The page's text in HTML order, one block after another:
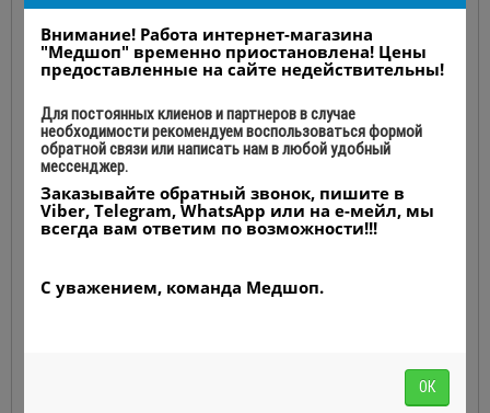
Производитель: AR-EL, Турция
Гинекологическое кресло AR-EL 2088
3 электромоторами и электрически регулируемыми
основными элементами. Технические и
функциональные характеристики позволяют
проводить весь спектр врачебных манипуляций,
которые используются в акушерстве и гинекологии.
комфорт пациентки.
• Высота стола – 620 мм - 920 мм (электрически
Внимание! Работа интернет-магазина
"Медшоп" временно приостановлена! Цены
предоставленные на сайте недействительны!
Для постоянных клиенов и партнеров в случае
необходимости рекомендуем воспользоваться формой
обратной связи или написать нам в любой удобный
мессенджер.
Заказывайте обратный звонок, пишите в
Viber, Telegram, WhatsApp или на е-мейл, мы
всегда вам ответим по возможности!!!
С уважением, команда Медшоп.
ОК